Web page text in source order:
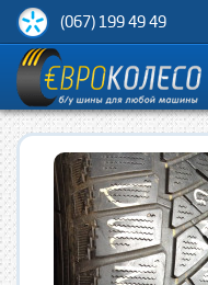
(067) 199 49 49